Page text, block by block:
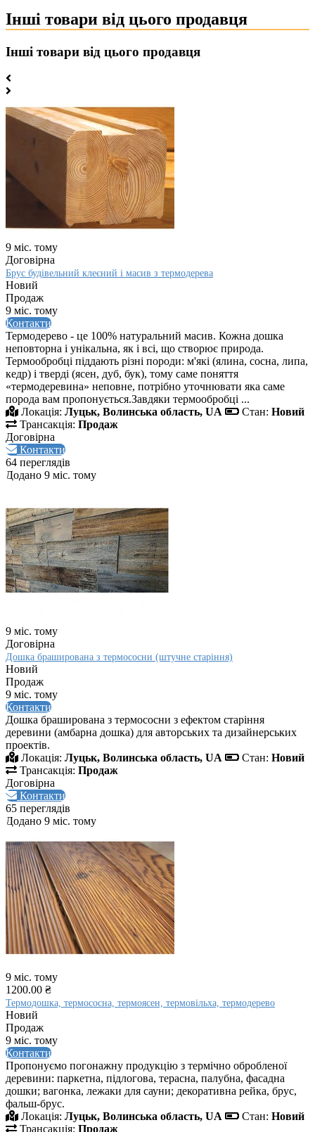
Інші товари від цього продавця
Інші товари від цього продавця
9 міс. тому
Договірна
Брус будівельний клеєний і масив з термодерева
Новий
Продаж
9 міс. тому
Контакти
Термодерево - це 100% натуральний масив. Кожна дошка
неповторна і унікальна, як і всі, що створює природа.
Термообробці піддають різні породи: м'які (ялина, сосна, липа,
кедр) і тверді (ясен, дуб, бук), тому саме поняття
«термодеревина» неповне, потрібно уточнювати яка саме
порода вам пропонується.Завдяки термообробці ...
Локація: Луцьк, Волинська область, UA Стан: Новий
Трансакція: Продаж
Договірна
Контакти
64 переглядів
Додано 9 міс. тому
9 міс. тому
Договірна
Дошка браширована з термососни (штучне старіння)
Новий
Продаж
9 міс. тому
Контакти
Дошка браширована з термососни з ефектом старіння
деревини (амбарна дошка) для авторських та дизайнерських
проектів.
Локація: Луцьк, Волинська область, UA Стан: Новий
Трансакція: Продаж
Договірна
Контакти
65 переглядів
Додано 9 міс. тому
9 міс. тому
1200.00 ₴
Термодошка, термососна, термоясен, термовільха, термодерево
Новий
Продаж
9 міс. тому
Контакти
Пропонуємо погонажну продукцію з термічно обробленої
деревини: паркетна, підлогова, терасна, палубна, фасадна
дошки; вагонка, лежаки для сауни; декоративна рейка, брус,
фальш-брус.
Локація: Луцьк, Волинська область, UA Стан: Новий
Трансакція: Продаж